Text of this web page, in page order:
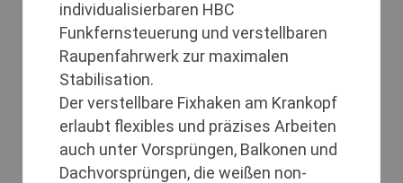
individualisierbaren HBC
Funkfernsteuerung und verstellbaren
Raupenfahrwerk zur maximalen
Stabilisation.
Der verstellbare Fixhaken am Krankopf
erlaubt flexibles und präzises Arbeiten
auch unter Vorsprüngen, Balkonen und
Dachvorsprüngen, die weißen non-